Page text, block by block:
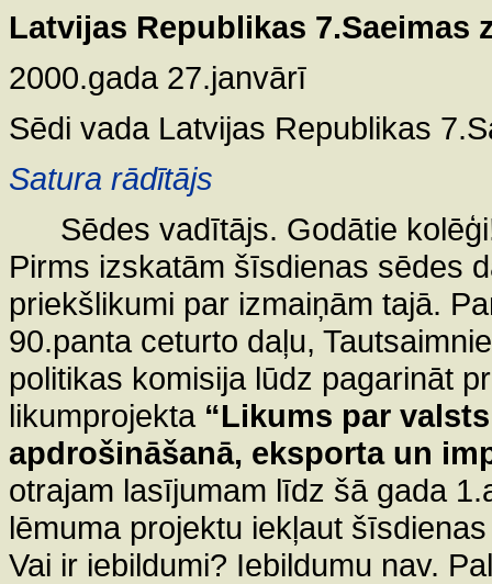
Latvijas Republikas 7.Saeimas
2000.gada 27.janvārī
Sēdi vada Latvijas Republikas
Satura rādītājs
Sēdes vadītājs. Godātie
Pirms izskatām šīsdienas sēdes
priekšlikumi par izmaiņām tajā.
90.panta ceturto daļu,
politikas komisija lūdz pagarināt
likumprojekta “Likums par
apdrošināšanā, eksporta un
otrajam lasījumam līdz šā gada
lēmuma projektu iekļaut
Vai ir iebildumi? Iebildumu nav.